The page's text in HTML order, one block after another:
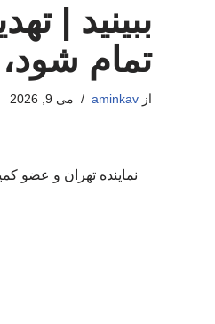
ببینید |
تمام
ازaminkav می 9, 2026
نماینده تهران و عضو